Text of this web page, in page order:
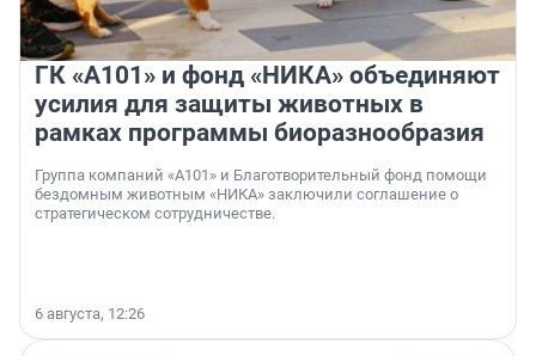
ГК «А101» и фонд «НИКА» объединяют
усилия для защиты животных в
рамках программы биоразнообразия
Группа компаний «А101» и Благотворительный фонд помощи
бездомным животным «НИКА» заключили соглашение о
стратегическом сотрудничестве.
6 августа, 12:26